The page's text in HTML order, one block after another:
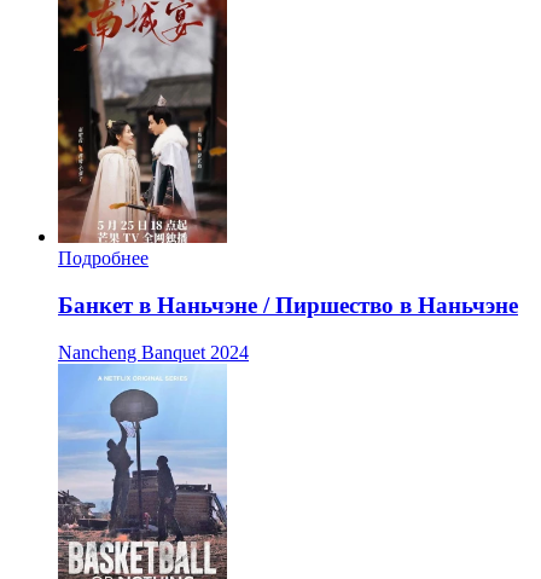
Подробнее
Банкет в Наньчэне / Пиршество в Наньчэне
Nancheng Banquet 2024